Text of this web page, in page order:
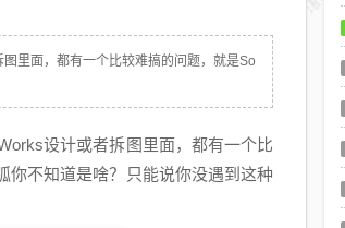
里面，都有一个比较难搞的问题，就是So
设计或者拆图里面，都有一个比
你不知道是啥？只能说你没遇到这种